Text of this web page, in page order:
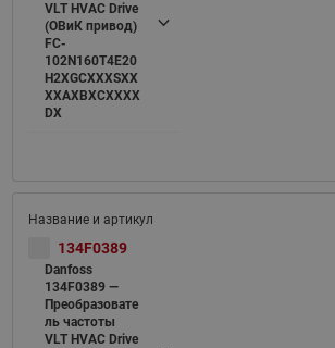
VLT HVAC Drive
(ОВиК привод)
FC-
102N160T4E20
H2XGCXXXSXX
XXAXBXCXXXX
DX
134F0389
Danfoss
134F0389 —
Преобразовате
ль частоты
VLT HVAC Drive